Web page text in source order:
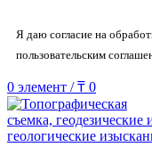
Я даю согласие на
пользовательским
0 элемент / ₸ 0